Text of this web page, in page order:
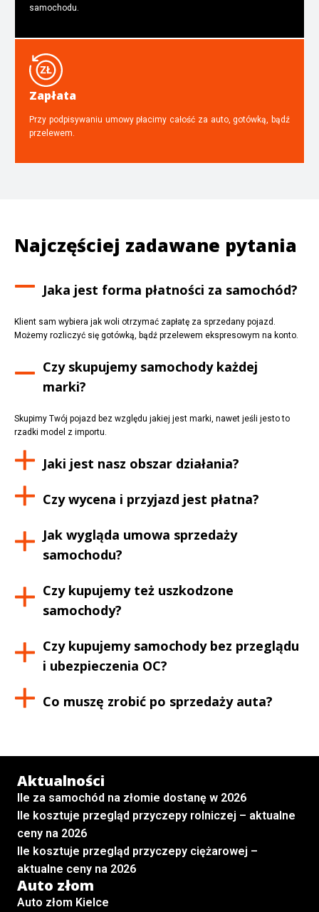
samochodu.
Zapłata
Przy podpisywaniu umowy płacimy całość za auto, gotówką, bądź
przelewem.
Najczęściej zadawane pytania
Jaka jest forma płatności za samochód?
Klient sam wybiera jak woli otrzymać zapłatę za sprzedany pojazd.
Możemy rozliczyć się gotówką, bądź przelewem ekspresowym na konto.
Czy skupujemy samochody każdej
marki?
Skupimy Twój pojazd bez względu jakiej jest marki, nawet jeśli jesto to
rzadki model z importu.
Jaki jest nasz obszar działania?
Czy wycena i przyjazd jest płatna?
Jak wygląda umowa sprzedaży
samochodu?
Czy kupujemy też uszkodzone
samochody?
Czy kupujemy samochody bez przeglądu
i ubezpieczenia OC?
Co muszę zrobić po sprzedaży auta?
Aktualności
Ile za samochód na złomie dostanę w 2026
Ile kosztuje przegląd przyczepy rolniczej – aktualne
ceny na 2026
Ile kosztuje przegląd przyczepy ciężarowej –
aktualne ceny na 2026
Auto złom
Auto złom Kielce